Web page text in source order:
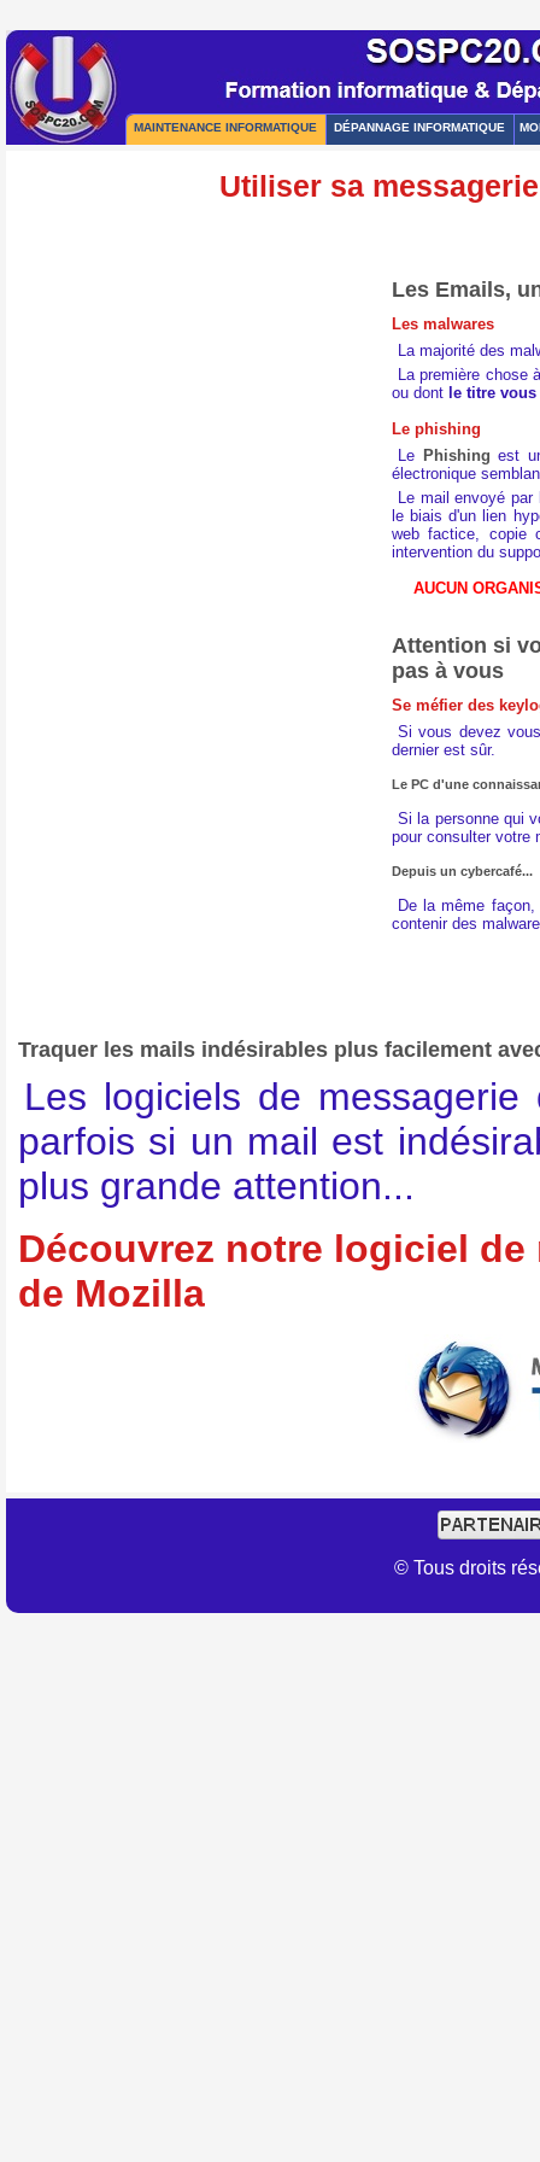
MAINTENANCE INFORMATIQUE DÉPANNAGE INFORMATIQUE
Utiliser sa
Les Emails,
Les malwares
La majorité des
La première chose
ou dont le titre
Le phishing
Le Phishing est
électronique
Le mail envoyé
le biais d'un lien
web factice, copie
intervention du
AUCUN
Attention si
pas à vous
Se méfier des
Si vous devez
dernier est sûr.
Le PC d'une
Si la personne qui
pour consulter votre
Depuis un cybercafé...
De la même
contenir des
Traquer les mails indésirables plus facilement
Les logiciels de
parfois si un mail est
plus grande attention...
Découvrez notre logiciel
de Mozilla
© Tous droits